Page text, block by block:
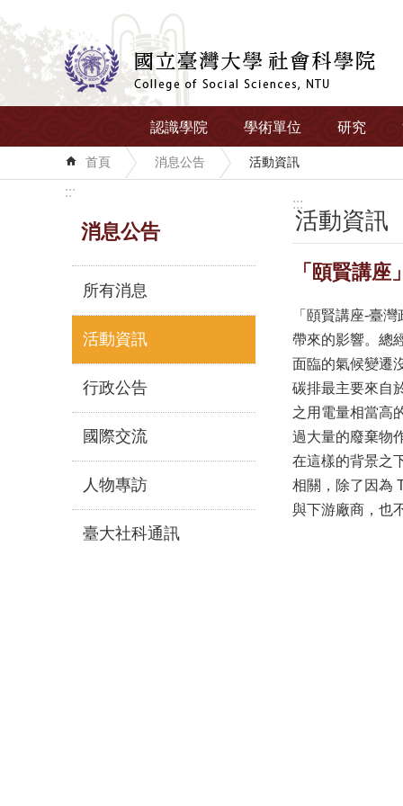
跳到主要內容區塊
認識學院 學術單位 研究
首頁 消息公告 活動資訊
:::
消息公告
所有消息
活動資訊
行政公告
國際交流
人物專訪
臺大社科通訊
:::
活動資訊
「頤賢講
「頤賢講座-臺
帶來的影響。總
面臨的氣候變遷
碳排最主要來自
之用電量相當高
過大量的廢棄物
在這樣的背景之
相關，除了因為
與下游廠商，也